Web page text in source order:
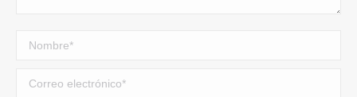
Nombre *
Correo electrónico *